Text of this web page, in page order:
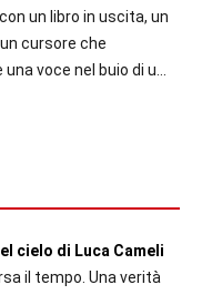
un libro in uscita, un
cursore che
voce nel buio di u...
cielo di Luca Cameli
il tempo. Una verità